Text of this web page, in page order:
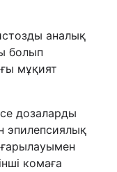
аналық
болып
мұқият
дозаларды
эпилепсиялық
комаға